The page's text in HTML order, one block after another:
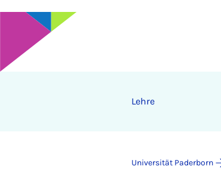
Lehre
Universität Paderborn